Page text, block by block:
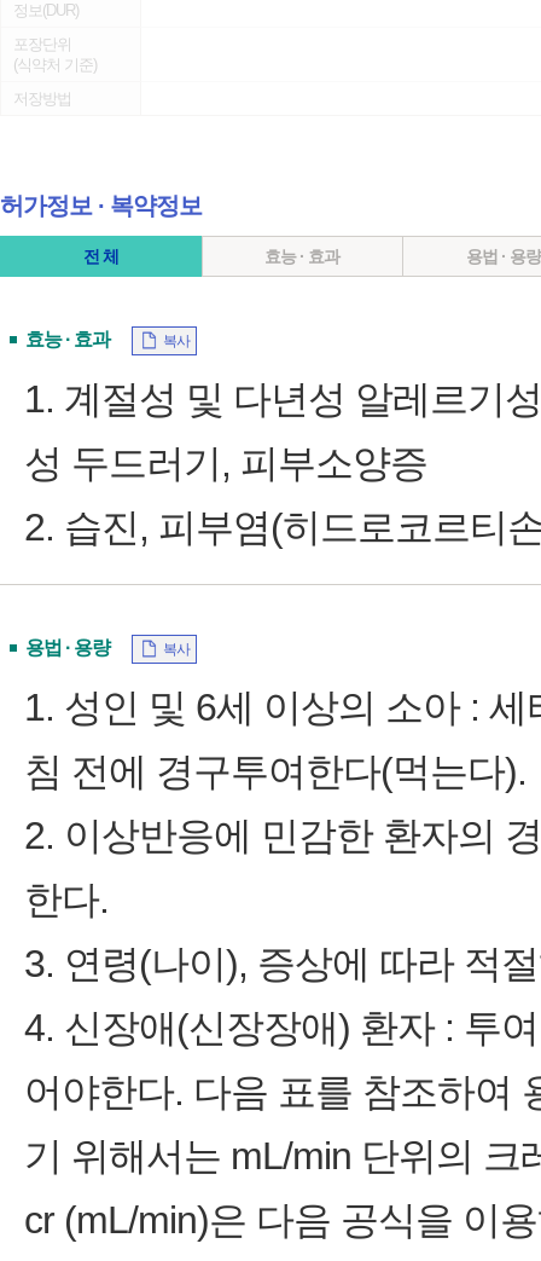
정보(DUR)
포장단위
(식약처 기준)
저장방법
허가정보 ∙ 복약정보
전 체 효능 · 효과 용법 · 용량
효능 · 효과 복사
1. 계절성 및 다년성 알레르기
성 두드러기, 피부소양증
2. 습진, 피부염(히드로코르티
용법 · 용량 복사
1. 성인 및 6세 이상의 소아 :
침 전에 경구투여한다(먹는다).
2. 이상반응에 민감한 환자의
한다.
3. 연령(나이), 증상에 따라 적
4. 신장애(신장장애) 환자 : 투
어야한다. 다음 표를 참조하여
기 위해서는 mL/min 단위의
cr (mL/min)은 다음 공식을 이